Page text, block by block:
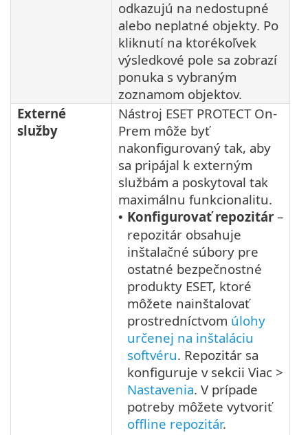
odkazujú na nedostupné
alebo neplatné objekty. Po
kliknutí na ktorékoľvek
výsledkové pole sa zobrazí
ponuka s vybraným
zoznamom objektov.
Externé
služby
Nástroj ESET PROTECT On-
Prem môže byť
nakonfigurovaný tak, aby
sa pripájal k externým
službám a poskytoval tak
maximálnu funkcionalitu.
• Konfigurovať repozitár –
repozitár obsahuje
inštalačné súbory pre
ostatné bezpečnostné
produkty ESET, ktoré
môžete nainštalovať
prostredníctvom úlohy
určenej na inštaláciu
softvéru. Repozitár sa
konfiguruje v sekcii Viac >
Nastavenia. V prípade
potreby môžete vytvoriť
offline repozitár.